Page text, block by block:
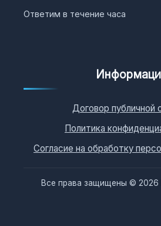
Ответим в течение часа
Договор публичной
Политика
Согласие на обработку
Все права защищены © 2026